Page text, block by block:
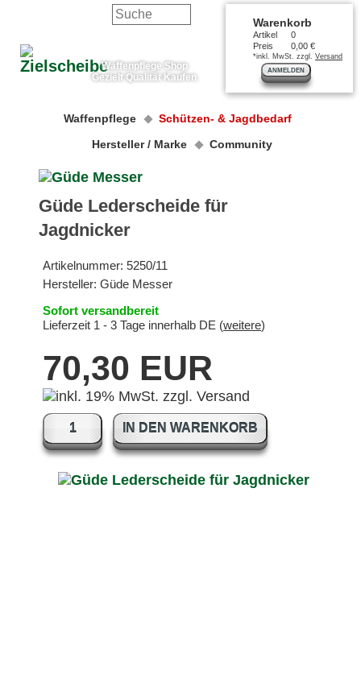
Waffenpflege Shop
Gezielt Qualität Kaufen
Warenkorb
Artikel
0
Preis
0,00 €
*inkl. MwSt. zzgl. Versand
ANMELDEN
Waffenpflege
Schützen- & Jagdbedarf
Hersteller / Marke
Community
Güde Lederscheide für
Jagdnicker
Artikelnummer: 5250/11
Hersteller: Güde Messer
Sofort versandbereit
Lieferzeit 1 - 3 Tage innerhalb DE (weitere)
70,30 EUR
IN DEN WARENKORB